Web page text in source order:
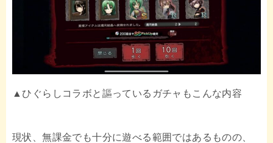
▲ひぐらしコラボと謳っているガチャもこんな内容
現状、無課金でも十分に遊べる範囲ではあるものの、